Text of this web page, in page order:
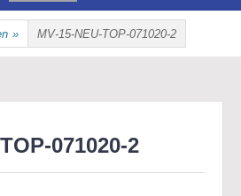
IN DER REGION
E.V.
» MV-15-NEU-TOP-071020-2
071020-2